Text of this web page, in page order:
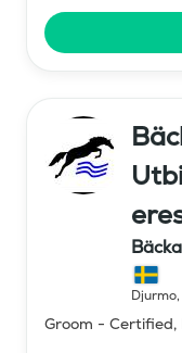
Djurmo,
Groom - Certified,